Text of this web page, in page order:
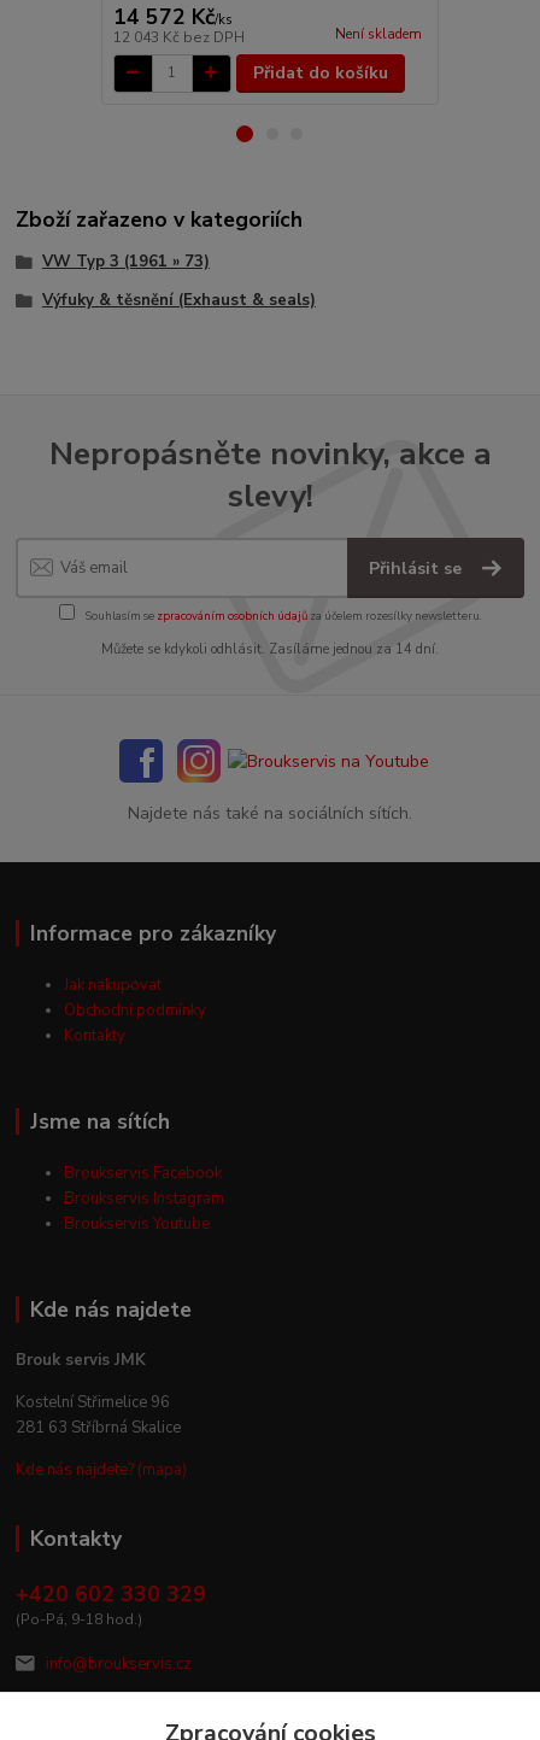
14 572 Kč/ks
12 043 Kč bez DPH Není skladem
Přidat do košíku
Zboží zařazeno v kategoriích
VW Typ 3 (1961 » 73)
Výfuky & těsnění (Exhaust & seals)
Nepropásněte novinky, akce a
slevy!
Přihlásit se
Souhlasím se zpracováním osobních údajůza účelem rozesílky newsletteru.
Můžete se kdykoli odhlásit. Zasíláme jednou za 14 dní.
Najdete nás také na sociálních sítích.
Informace pro zákazníky
Jak nakupovat
Obchodní podmínky
Kontakty
Jsme na sítích
Broukservis Facebook
Broukservis Instagram
Broukservis Youtube
Kde nás najdete
Brouk servis JMK
Kostelní Střimelice 96
281 63 Stříbrná Skalice
Kde nás najdete? (mapa)
Kontakty
+420 602 330 329
(Po-Pá, 9-18 hod.)
info@broukservis.cz
Zpracování cookies